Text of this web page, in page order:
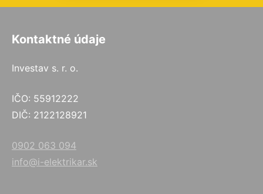
Kontaktné údaje
Investav s. r. o.
IČO: 55912222
DIČ: 2122128921
0902 063 094
info@i-elektrikar.sk